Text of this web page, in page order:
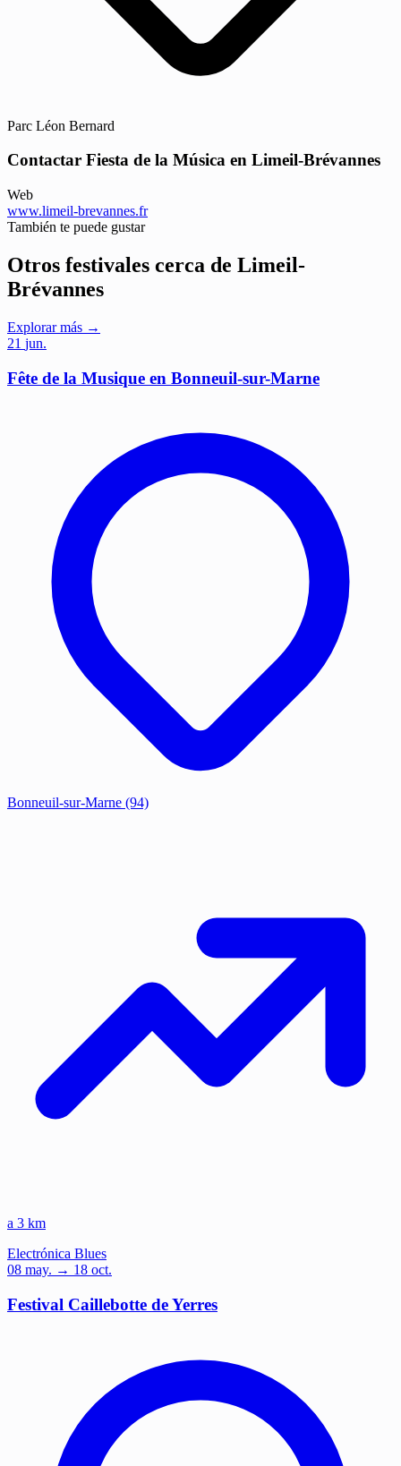
Parc Léon Bernard
Contactar Fiesta de la Música en Limeil-Brévannes
Web
www.limeil-brevannes.fr
También te puede gustar
Otros festivales cerca de Limeil-
Brévannes
Explorar más →
21 jun.
Fête de la Musique en Bonneuil-sur-Marne
Bonneuil-sur-Marne (94)
a 3 km
Electrónica Blues
08 may. → 18 oct.
Festival Caillebotte de Yerres